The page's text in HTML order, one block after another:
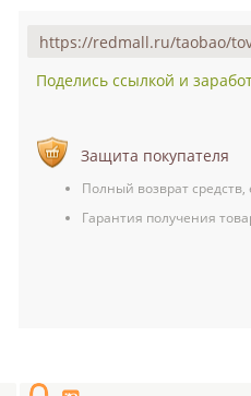
Поделись ссылкой и
Защита покупателя
Полный возврат
Гарантия получения